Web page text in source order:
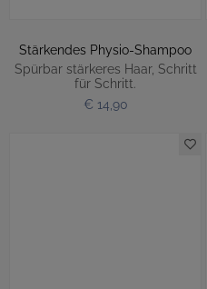
Stärkendes Physio-Shampoo
Spürbar stärkeres Haar, Schritt
für Schritt.
€ 14,90